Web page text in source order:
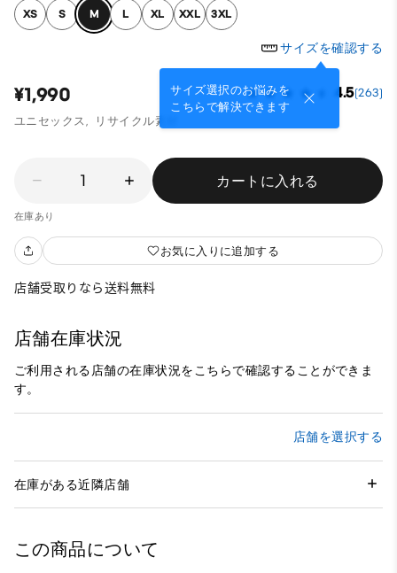
XS S M L XL XXL 3XL
サイズを確認する
サイズ選択のお悩みを
こちらで解決できます
¥1,990 4.5(263)
ユニセックス, リサイクル素材
1 カートに入れる
在庫あり
お気に入りに追加する
店舗受取りなら送料無料
店舗在庫状況
ご利用される店舗の在庫状況をこちらで確認することができま
す。
店舗を選択する
在庫がある近隣店舗
この商品について